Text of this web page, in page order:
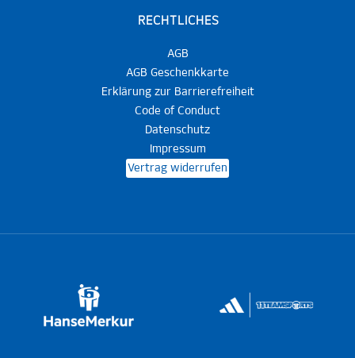
RECHTLICHES
AGB
AGB Geschenkkarte
Erklärung zur Barrierefreiheit
Code of Conduct
Datenschutz
Impressum
Vertrag widerrufen